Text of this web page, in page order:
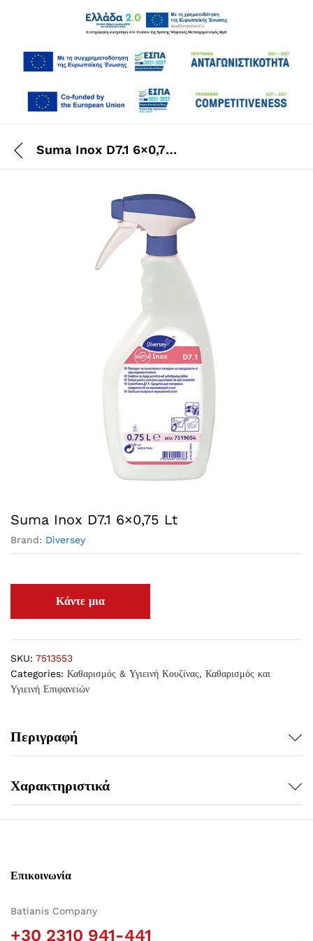
Suma Inox D7.1 6×0,75 Lt
Suma Inox D7.1 6×0,75 Lt
Brand: Diversey
SKU: 7513553
Categories: Καθαρισμός & Υγιεινή Κουζίνας, Καθαρισμός και
Υγιεινή Επιφανειών
Περιγραφή
Χαρακτηριστικά
Επικοινωνία
Batianis Company
+30 2310 941-441